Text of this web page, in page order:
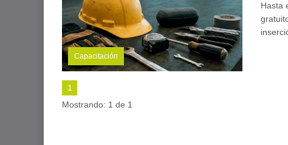
Capacitación
Hasta
1
Mostrando: 1 de 1